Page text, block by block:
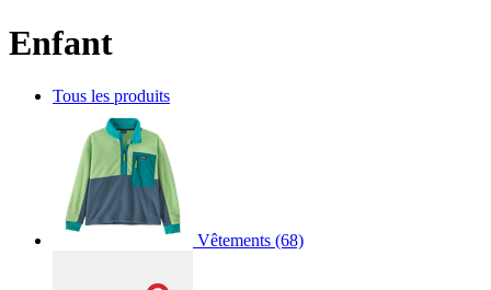
Enfant
Tous les produits
Vêtements (68)